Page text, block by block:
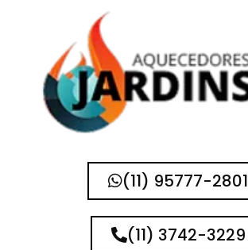
(11) 95777-2801
(11) 3742-3229